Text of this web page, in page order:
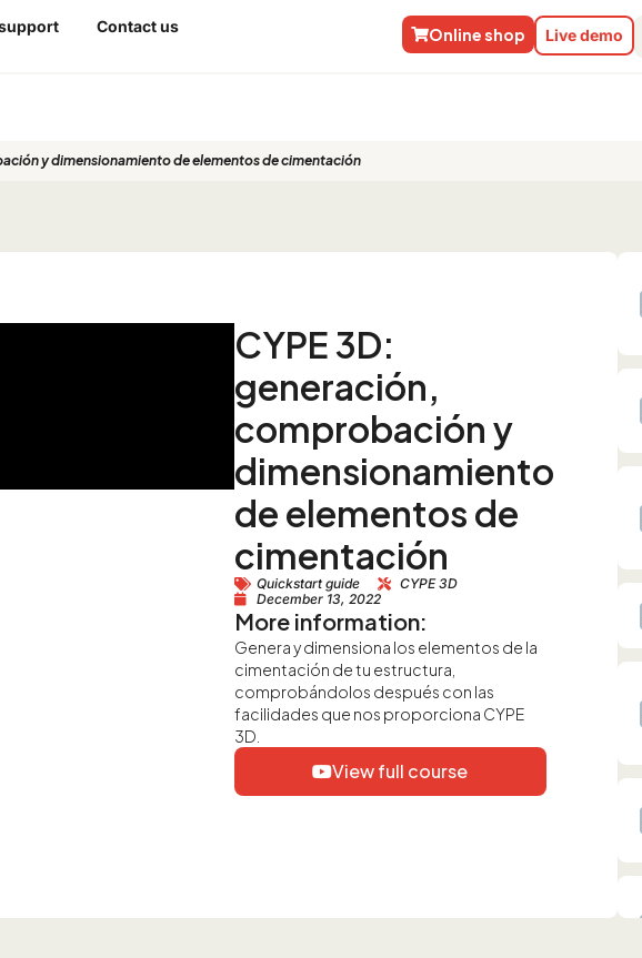
Contact us
Live demo
Online shop
y dimensionamiento de elementos de cimentación
CYPE 3D:
generación,
comprobación y
dimensionamiento
de elementos de
cimentación
Quickstart guide
CYPE 3D
December 13, 2022
More information:
Genera y dimensiona los elementos de la
cimentación de tu estructura,
comprobándolos después con las
facilidades que nos proporciona CYPE
3D.
View full course